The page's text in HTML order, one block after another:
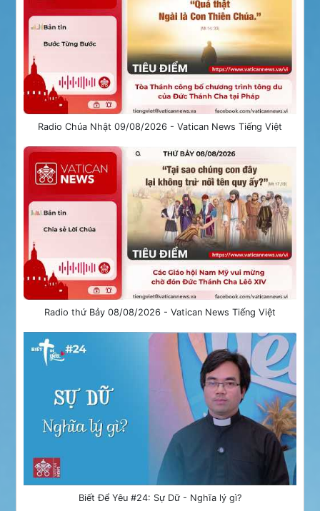
Radio Chúa Nhật 09/08/2026 - Vatican News Tiếng Việt
Radio thứ Bảy 08/08/2026 - Vatican News Tiếng Việt
Biết Để Yêu #24: Sự Dữ - Nghĩa lý gì?